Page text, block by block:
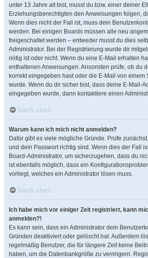
unter 13 Jahre alt bist, musst du bzw. einer deiner
Erziehungsberechtigten den Anweisungen folgen,
Wenn dies nicht der Fall ist, muss dein
werden. Bei einigen Boards müssen alle neu
freigeschaltet werden – entweder musst du dies
Administrator. Bei der Registrierung wurde dir
nötig ist oder nicht. Wenn du eine E-Mail erhalten
enthaltenen Anweisungen. Ansonsten prüfe, ob du
korrekt eingegeben hast oder die E-Mail von einem
wurde. Wenn du dir sicher bist, dass deine E-Mail-
eingegeben wurde, dann kontaktiere einen
Nach oben
Warum kann ich mich nicht anmelden?
Dafür gibt es viele mögliche Gründe. Prüfe
und dein Passwort richtig sind. Wenn dies der Fall
Board-Administrator, um sicherzugehen, dass du
ist ebenfalls möglich, dass ein
vorliegt, welches ein Administrator lösen muss.
Nach oben
Ich habe mich vor einiger Zeit registriert, kann
anmelden?!
Es kann sein, dass ein Administrator dein
Gründen deaktiviert oder gelöscht hat. Außerdem
regelmäßig Benutzer, die für längere Zeit keine
haben, um die Datenbankgröße zu verringern.